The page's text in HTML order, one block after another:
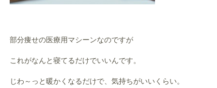
部分痩せの医療用マシーンなのですが
これがなんと寝てるだけでいいんです。
じわ～っと暖かくなるだけで、気持ちがいいくらい。